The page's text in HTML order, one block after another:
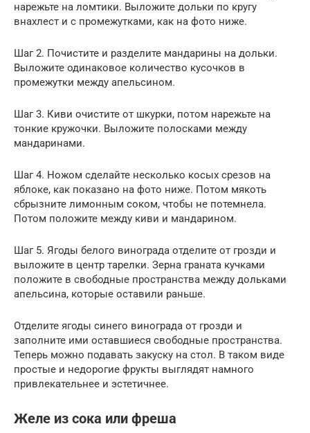
нарежьте на ломтики. Выложите дольки по кругу
внахлест и с промежутками, как на фото ниже.
Шаг 2. Почистите и разделите мандарины на дольки.
Выложите одинаковое количество кусочков в
промежутки между апельсином.
Шаг 3. Киви очистите от шкурки, потом нарежьте на
тонкие кружочки. Выложите полосками между
мандаринами.
Шаг 4. Ножом сделайте несколько косых срезов на
яблоке, как показано на фото ниже. Потом мякоть
сбрызните лимонным соком, чтобы не потемнела.
Потом положите между киви и мандарином.
Шаг 5. Ягоды белого винограда отделите от грозди и
выложите в центр тарелки. Зерна граната кучками
положите в свободные пространства между дольками
апельсина, которые оставили раньше.
Отделите ягоды синего винограда от грозди и
заполните ими оставшиеся свободные пространства.
Теперь можно подавать закуску на стол. В таком виде
простые и недорогие фрукты выглядят намного
привлекательнее и эстетичнее.
Желе из сока или фреша